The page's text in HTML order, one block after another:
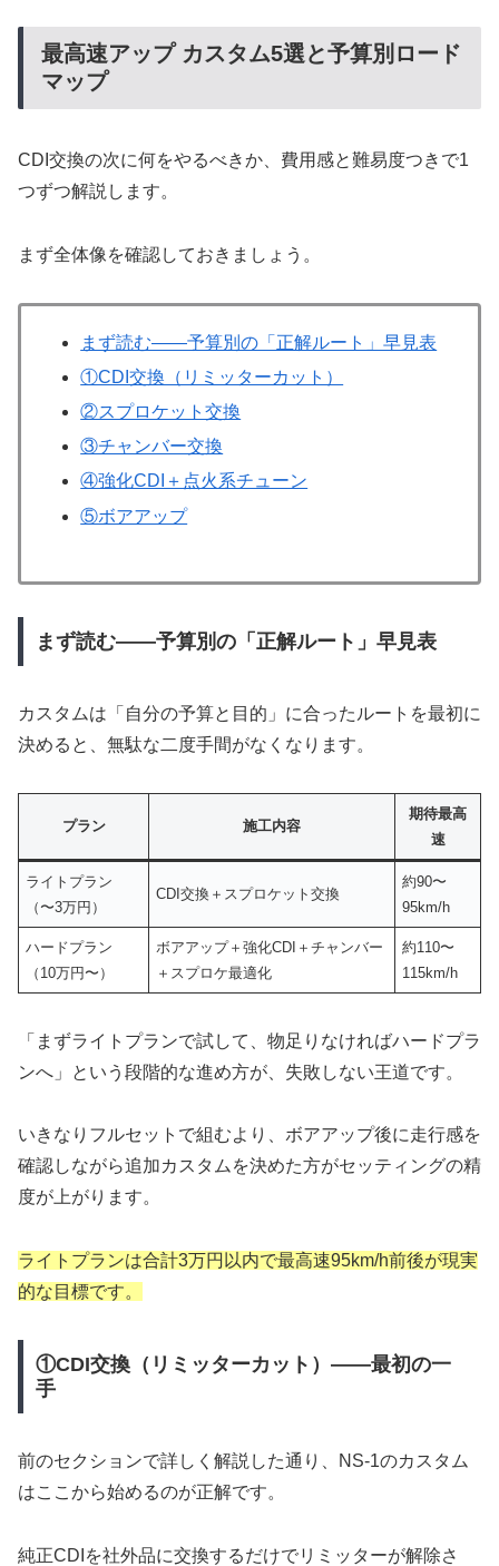
最高速アップ カスタム5選と予算別ロード
マップ
CDI交換の次に何をやるべきか、費用感と難易度つきで1
つずつ解説します。
まず全体像を確認しておきましょう。
まず読む——予算別の「正解ルート」早見表
①CDI交換（リミッターカット）
②スプロケット交換
③チャンバー交換
④強化CDI＋点火系チューン
⑤ボアアップ
まず読む——予算別の「正解ルート」早見表
カスタムは「自分の予算と目的」に合ったルートを最初に
決めると、無駄な二度手間がなくなります。
プラン 施工内容
期待最高
速
ライトプラン
（〜3万円）
CDI交換＋スプロケット交換
約90〜
95km/h
ハードプラン
（10万円〜）
ボアアップ＋強化CDI＋チャンバー
＋スプロケ最適化
約110〜
115km/h
「まずライトプランで試して、物足りなければハードプラ
ンへ」という段階的な進め方が、失敗しない王道です。
いきなりフルセットで組むより、ボアアップ後に走行感を
確認しながら追加カスタムを決めた方がセッティングの精
度が上がります。
ライトプランは合計3万円以内で最高速95km/h前後が現実
的な目標です。
①CDI交換（リミッターカット）——最初の一
手
前のセクションで詳しく解説した通り、NS-1のカスタム
はここから始めるのが正解です。
純正CDIを社外品に交換するだけでリミッターが解除さ